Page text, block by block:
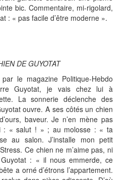
bic. Commentaire, mi-rigolard,
: « pas facile d’être moderne ».
DE GUYOTAT
le magazine Politique-Hebdo
Guyotat, je vais chez lui à
La sonnerie déclenche des
ouvre. A ses côtés un chien
baveur. Je n’en mène pas
: « salut ! » ; au molosse : « ta
au salon. J’installe mon petit
Ce chien ne m’aime pas, ni
: « il nous emmerde, ce
a orné d’étrons l’appartement.